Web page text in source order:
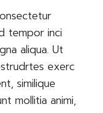
tempor inci
aliqua. Ut
exerc
similique
mollitia animi,